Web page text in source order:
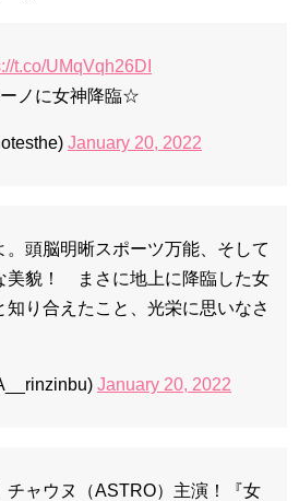
The Scene Hyun Bin 현빈❤️ 손예진 Son Ye
ヒョンビン❤️ソンイェジン / エンジョイ❕
、番組にも登場した愛猫が急死…イ・ソンギ
めの言葉が続々 – Taka News
ジョンの熱愛彼氏はあの大物俳優
美しいセルフショットで近況を伝える“会いた
新ドラマ「まず熱く掃除せよ」に出演確
(7일의 왕비)OST – 정기고 (Junggigo) – 그
t.co/UMqVqh26DI
ノに女神降臨☆
January 20, 2022
。頭脳明晰スポーツ万能、そして
美貌！ まさに地上に降臨した女
り合えたこと、光栄に思いなさ
January 20, 2022
チャウヌ（ASTRO）主演！『女